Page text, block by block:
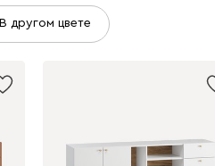
В другом цвете